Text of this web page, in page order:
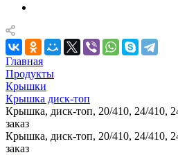
Главная
Продукты
Крышки
Крышка диск-топ
Крышка, диск-топ, 20/410, 24/410,
заказ
Крышка, диск-топ, 20/410, 24/410,
заказ